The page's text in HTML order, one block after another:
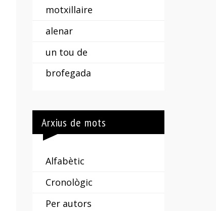
motxillaire
alenar
un tou de
brofegada
Arxius de mots
Alfabètic
Cronològic
Per autors